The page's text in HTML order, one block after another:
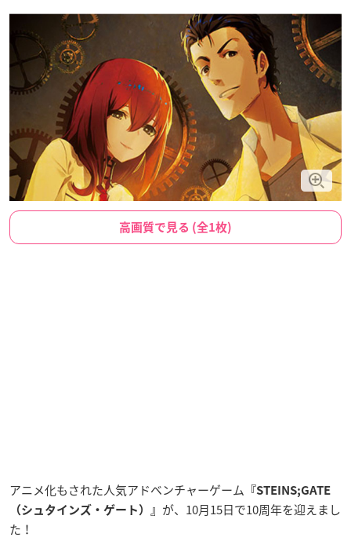
高画質で見る (全1枚)
アニメ化もされた人気アドベンチャーゲーム 『STEINS;GATE
（シュタインズ・ゲート）』 が、10月15日で10周年を迎えまし
た！